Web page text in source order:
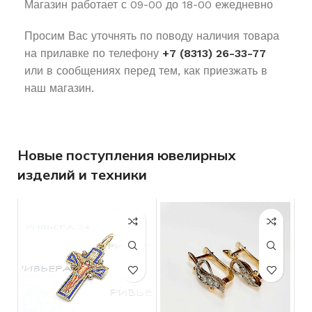
Магазин работает с 09-00 до 18-00 ежедневно
Просим Вас уточнять по поводу наличия товара
на прилавке по телефону +7 (8313) 26-33-77
или в сообщениях перед тем, как приезжать в
наш магазин.
Новые поступления ювелирных
изделий и техники